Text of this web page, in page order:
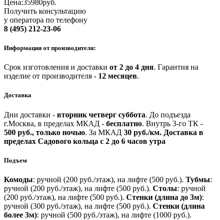
Цена:35980руб.
Получить консультацию
у оператора по телефону
8 (495) 212-23-06
Информация от производителя:
Срок изготовления и доставки от 2 до 4 дня. Гарантия на
изделие от производителя - 12 месяцев.
Доставка
Дни доставки - вторник четверг суббота. До подъезда
г.Москва, в пределах МКАД - бесплатно. Внутрь 3-го ТК -
500 руб., только ночью. За МКАД 30 руб./км. Доставка в
пределах Садового кольца с 2 до 6 часов утра
Подъем
Комоды: ручной (200 руб./этаж), на лифте (500 руб.). Тубмы:
ручной (200 руб./этаж), на лифте (500 руб.). Столы: ручной
(200 руб./этаж), на лифте (500 руб.). Стенки (длина до 3м):
ручной (300 руб./этаж), на лифте (500 руб.). Стенки (длина
более 3м): ручной (500 руб./этаж), на лифте (1000 руб.).